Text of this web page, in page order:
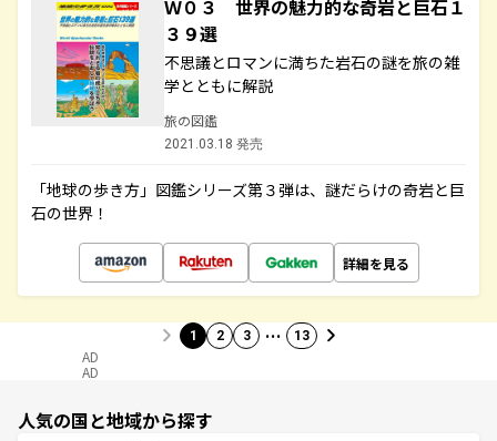
Ｗ０３ 世界の魅力的な奇岩と巨石１
３９選
不思議とロマンに満ちた岩石の謎を旅の雑
学とともに解説
旅の図鑑
2021.03.18 発売
「地球の歩き方」図鑑シリーズ第３弾は、謎だらけの奇岩と巨
石の世界！
詳細を見る
1 2 3 … 13
AD
AD
人気の国と地域から探す